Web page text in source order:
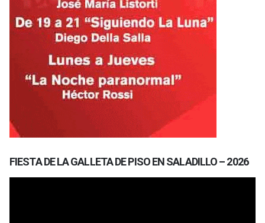
FIESTA DE LA GALLETA DE PISO EN SALADILLO – 2026